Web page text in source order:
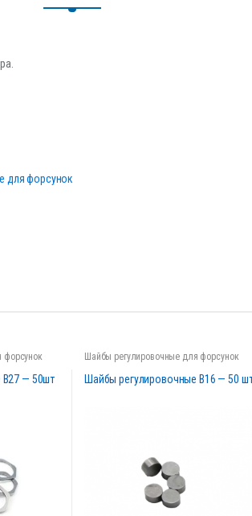
для форсунок
форсунок
— 50шт
Шайбы регулировочные для форсунок
Шайбы регулировочные B16 — 50